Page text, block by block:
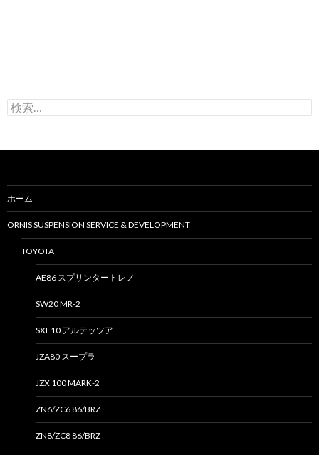
検
索
ホーム
ORNIS SUSPENSION SERVICE & DEVELOPMENT
TOYOTA
AE86 スプリンタートレノ
SW20 MR-2
SXE10 アルテッツア
JZA80 スープラ
JZX 100 MARK-2
ZN6/ZC6 86/BRZ
ZN8/ZC8 86/BRZ